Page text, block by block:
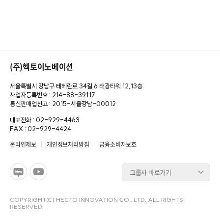
(주)헥토이노베이션
서울특별시 강남구 테헤란로 34길 6 태광타워 12,13층
사업자등록번호 : 214-88-39117
통신판매업신고 : 2015-서울강남-00012
대표전화 : 02-929-4463
FAX : 02-929-4424
온라인제보 개인정보처리방침 금융소비자보호
그룹사 바로가기
COPYRIGHT(C) HECTO INNOVATION CO., LTD. ALL RIGHTS
RESERVED.